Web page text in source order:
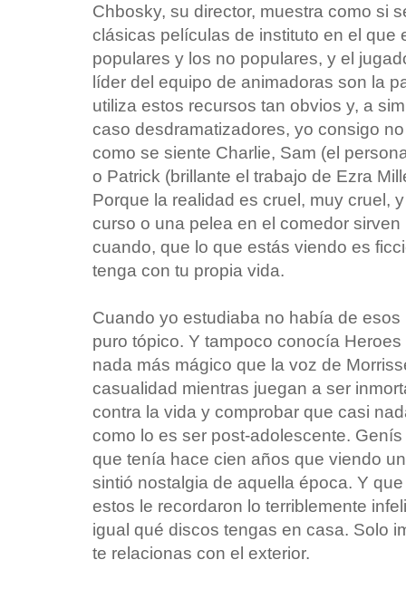
Chbosky, su director, muestra como si
clásicas películas de instituto en el que
populares y los no populares, y el
líder del equipo de animadoras son la
utiliza estos recursos tan obvios y, a
caso desdramatizadores, yo consigo
como se siente Charlie, Sam (el
o Patrick (brillante el trabajo de Ezra
Porque la realidad es cruel, muy cruel,
curso o una pelea en el comedor
cuando, que lo que estás viendo es
tenga con tu propia vida.
Cuando yo estudiaba no había de
puro tópico. Y tampoco conocía
nada más mágico que la voz de
casualidad mientras juegan a ser
contra la vida y comprobar que casi
como lo es ser post-adolescente.
que tenía hace cien años que viendo
sintió nostalgia de aquella época. Y
estos le recordaron lo terriblemente
igual qué discos tengas en casa. Solo
te relacionas con el exterior.